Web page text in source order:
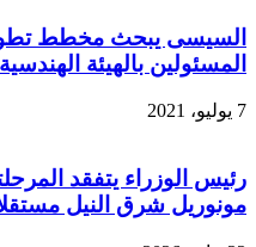
السيسى يبحث مخطط
المسئولين بالهيئة الهندسية
7 يوليو، 2021
رئيس الوزراء يتفقد
مونوريل شرق النيل